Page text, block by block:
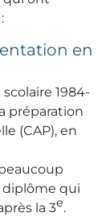
en
1984-
préparation
(CAP), en
diplôme qui
la 3e.